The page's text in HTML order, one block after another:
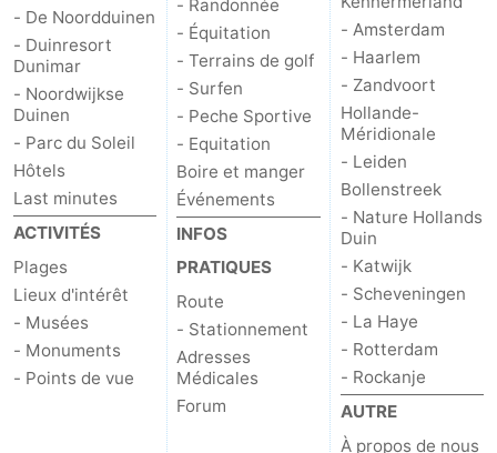
- De Noordduinen
- Duinresort
Dunimar
- Noordwijkse
Duinen
- Parc du Soleil
Hôtels
Last minutes
ACTIVITÉS
Plages
Lieux d'intérêt
- Musées
- Monuments
- Points de vue
- Randonnée
- Équitation
- Terrains de golf
- Surfen
- Peche Sportive
- Equitation
Boire et manger
Événements
INFOS
PRATIQUES
Route
- Stationnement
Adresses
Médicales
Forum
- Amsterdam
- Haarlem
- Zandvoort
Hollande-
Méridionale
- Leiden
Bollenstreek
- Nature Hollands
Duin
- Katwijk
- Scheveningen
- La Haye
- Rotterdam
- Rockanje
AUTRE
À propos de nous